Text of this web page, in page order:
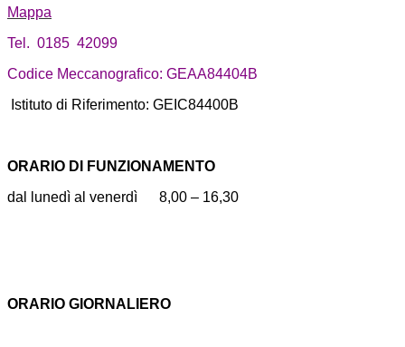
Mappa
Tel. 0185 42099
Codice Meccanografico: GEAA84404B
Istituto di Riferimento: GEIC84400B
ORARIO DI FUNZIONAMENTO
dal lunedì al venerdì 8,00 – 16,30
ORARIO GIORNALIERO